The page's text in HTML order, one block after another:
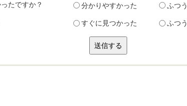
たですか？ 分かりやすかった ふつう
すぐに見つかった ふつう